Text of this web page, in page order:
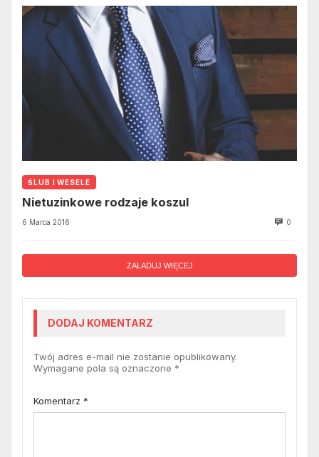
ŚLUB I WESELE
Nietuzinkowe rodzaje koszul
6 Marca 2016 0
ZAŁADUJ WIĘCEJ
DODAJ KOMENTARZ
Twój adres e-mail nie zostanie opublikowany.
Wymagane pola są oznaczone *
Komentarz *